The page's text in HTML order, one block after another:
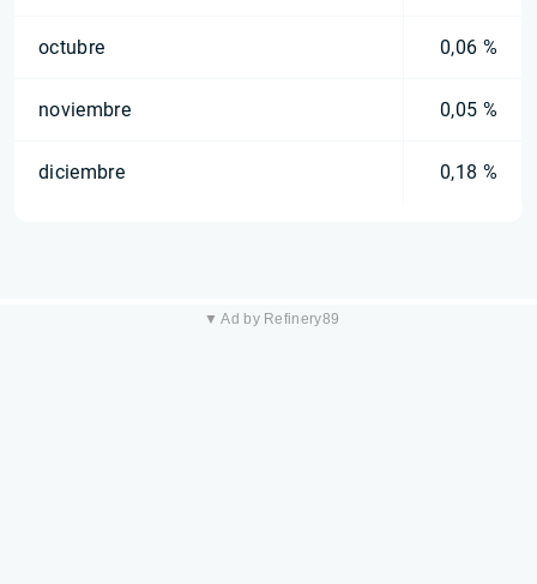
octubre 0,06 %
noviembre 0,05 %
diciembre 0,18 %
▼ Ad by Refinery89